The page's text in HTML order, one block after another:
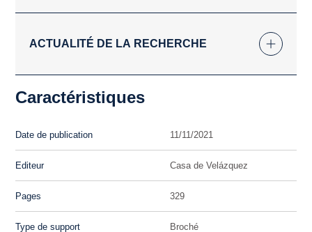
ACTUALITÉ DE LA RECHERCHE
Caractéristiques
Date de publication 11/11/2021
Editeur Casa de Velázquez
Pages 329
Type de support Broché